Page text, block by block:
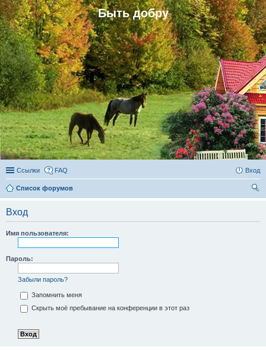
Быть добру
Ссылки FAQ Вход
Список форумов
Вход
Имя пользователя:
Пароль:
Забыли пароль?
Запомнить меня
Скрыть моё пребывание на конференции в этот раз